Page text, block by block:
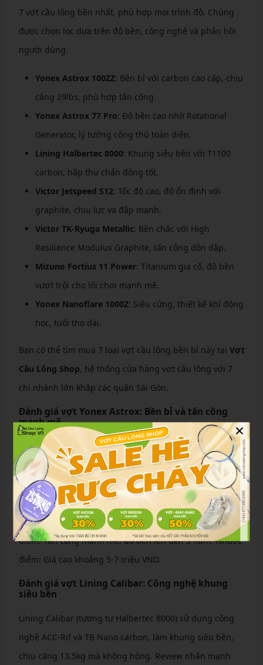
7 vợt cầu lông bền nhất, phù hợp mọi trình độ. Chúng
được chọn lọc dựa trên độ bền, công nghệ và phản hồi
người dùng.
Yonex Astrox 100ZZ: Bền bỉ với carbon cao cấp, chịu
căng 29lbs, phù hợp tấn công.
Yonex Astrox 77 Pro: Độ bền cao nhờ Rotational
Generator, lý tưởng công thủ toàn diện.
Lining Halbertec 8000: Khung siêu bền với T1100
carbon, hấp thụ chấn động tốt.
Victor Jetspeed S12: Tốc độ cao, độ ổn định với
graphite, chịu lực va đập mạnh.
Victor TK-Ryuga Metallic: Bền chắc với High
Resilience Modulus Graphite, tấn công dồn dập.
Mizuno Fortius 11 Power: Titanium gia cố, độ bền
vượt trội cho lối chơi mạnh mẽ.
Yonex Nanoflare 1000Z: Siêu cứng, thiết kế khí động
học, tuổi thọ dài.
Bạn có thể tìm mua 7 loại vợt cầu lông bền bỉ này tại Vợt
Cầu Lông Shop, hệ thống cửa hàng vợt cầu lông với 7
chi nhánh lớn khắp các quận Sài Gòn.
Đánh giá vợt Yonex Astrox: Bền bỉ và tấn công
mạnh mẽ
Yonex Astrox series, đặc biệt Astrox 100ZZ, nổi bật với độ
bền nhờ vật liệu 2G-Namd và Namd, tăng cường độ đàn
hồi khung. Review từ người dùng cho thấy vợt chịu được
hàng ngàn pha smash mà không cong vênh. Trọng
lượng 83g, cứng extra stiff, phù hợp trình độ cao. Ưu
điểm: Tấn công mạnh mẽ, độ bền lên đến 3 năm. Nhược
điểm: Giá cao khoảng 5-7 triệu VND.
Đánh giá vợt Lining Calibar: Công nghệ khung
siêu bền
Lining Calibar (tương tự Halbertec 8000) sử dụng công
nghệ ACC-Rif và TB Nano carbon, làm khung siêu bền,
chịu căng 13.5kg mà không hỏng. Review nhấn mạnh
×